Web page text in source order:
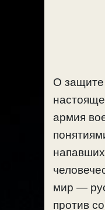
О защите
армия
мир —
против